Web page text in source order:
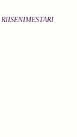
RIISENIMESTARI